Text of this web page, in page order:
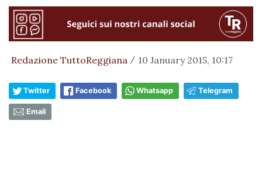
Redazione TuttoReggiana / 10 January 2015, 10:17
Twitter Facebook Whatsapp Telegram
Email